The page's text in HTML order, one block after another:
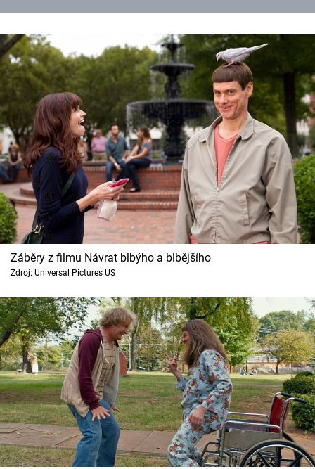
Záběry z filmu Návrat blbýho a blbějšího
Zdroj: Universal Pictures US